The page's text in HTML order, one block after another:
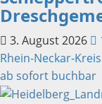
3. August 2026
Rhein-Neckar-
ab sofort buchbar